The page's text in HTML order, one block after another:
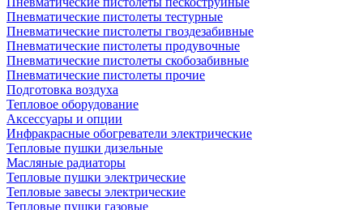
Пневматические пистолеты тестурные
Пневматические пистолеты гвоздезабивные
Пневматические пистолеты продувочные
Пневматические пистолеты скобозабивные
Пневматические пистолеты прочие
Подготовка воздуха
Тепловое оборудование
Аксессуары и опции
Инфракрасные обогреватели электрические
Тепловые пушки дизельные
Масляные радиаторы
Тепловые пушки электрические
Тепловые завесы электрические
Тепловые пушки газовые